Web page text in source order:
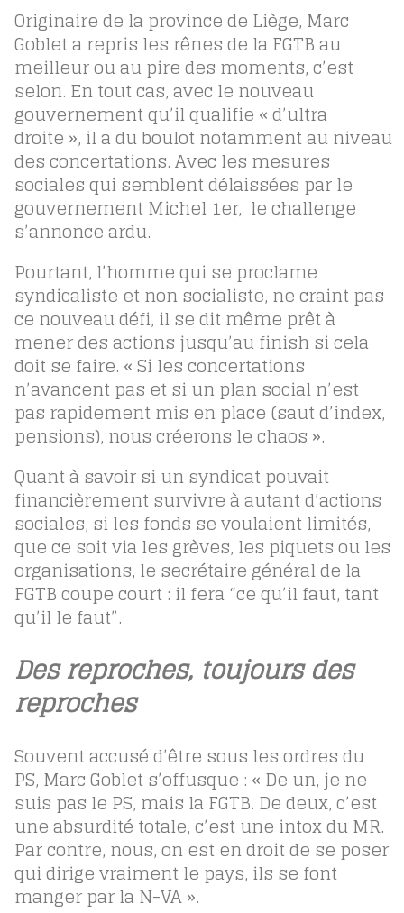
Originaire de la province de Liège, Marc
Goblet a repris les rênes de la FGTB au
meilleur ou au pire des moments, c’est
selon. En tout cas, avec le nouveau
gouvernement qu’il qualifie « d’ultra
droite », il a du boulot notamment au niveau
des concertations. Avec les mesures
sociales qui semblent délaissées par le
gouvernement Michel 1er, le challenge
s’annonce ardu.
Pourtant, l’homme qui se proclame
syndicaliste et non socialiste, ne craint pas
ce nouveau défi, il se dit même prêt à
mener des actions jusqu’au finish si cela
doit se faire. « Si les concertations
n’avancent pas et si un plan social n’est
pas rapidement mis en place (saut d’index,
pensions), nous créerons le chaos ».
Quant à savoir si un syndicat pouvait
financièrement survivre à autant d’actions
sociales, si les fonds se voulaient limités,
que ce soit via les grèves, les piquets ou les
organisations, le secrétaire général de la
FGTB coupe court : il fera “ce qu’il faut, tant
qu’il le faut”.
Des reproches, toujours des
reproches
Souvent accusé d’être sous les ordres du
PS, Marc Goblet s’offusque : « De un, je ne
suis pas le PS, mais la FGTB. De deux, c’est
une absurdité totale, c’est une intox du MR.
Par contre, nous, on est en droit de se poser
qui dirige vraiment le pays, ils se font
manger par la N-VA ».